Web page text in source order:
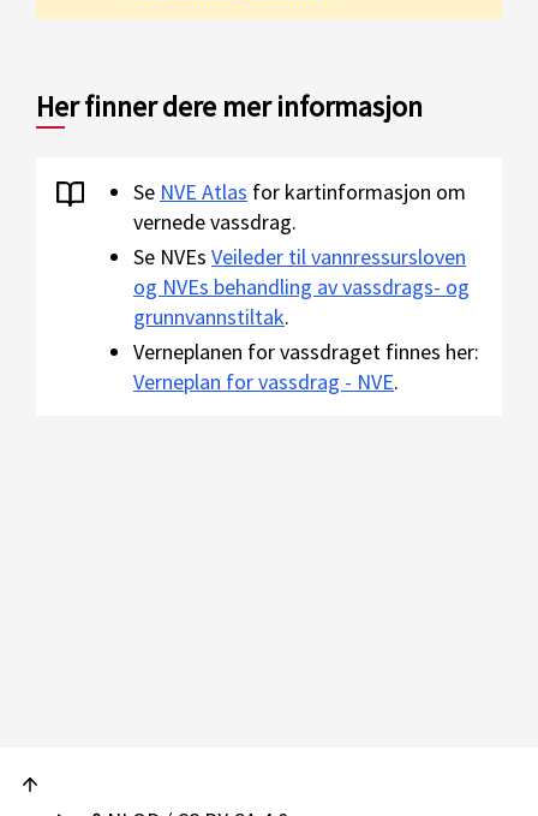
Her finner dere mer informasjon
Se NVE Atlas for kartinformasjon om
vernede vassdrag.
Se NVEs Veileder til vannressursloven
og NVEs behandling av vassdrags- og
grunnvannstiltak.
Verneplanen for vassdraget finnes her:
Verneplan for vassdrag - NVE.